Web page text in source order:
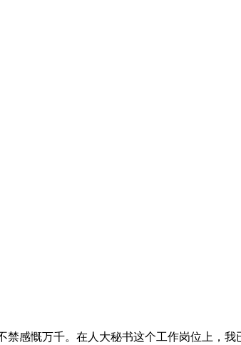
慨万千。在人大秘书这个工作岗位上，我